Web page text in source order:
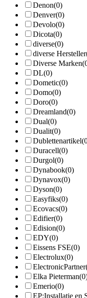
Denon(0)
Denver(0)
Devolo(0)
Dicota(0)
diverse(0)
diverse Hersteller
Diverse Marken
DL(0)
Dometic(0)
Domo(0)
Doro(0)
Dreamland(0)
Dual(0)
Dualit(0)
Dublettenartikel
Duracell(0)
Durgol(0)
Dynabook(0)
Dynavox(0)
Dyson(0)
Easyfiks(0)
Ecovacs(0)
Edifier(0)
Edision(0)
EDY(0)
Eissens FSE(0)
Electrolux(0)
ElectronicPartner
Elka Pieterman
Emerio(0)
EP:Installatie en